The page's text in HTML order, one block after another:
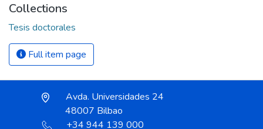
Collections
Tesis doctorales
Full item page
Avda. Universidades 24
48007 Bilbao
+34 944 139 000